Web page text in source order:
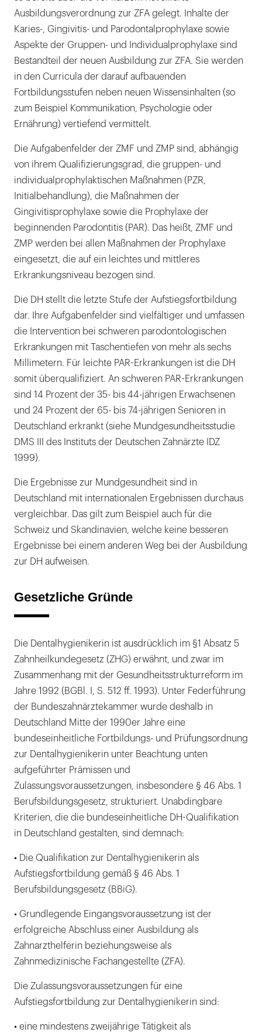
Ausbildungsverordnung zur ZFA gelegt. Inhalte der
Karies-, Gingivitis- und Parodontalprophylaxe sowie
Aspekte der Gruppen- und Individualprophylaxe sind
Bestandteil der neuen Ausbildung zur ZFA. Sie werden
in den Curricula der darauf aufbauenden
Fortbildungsstufen neben neuen Wissensinhalten (so
zum Beispiel Kommunikation, Psychologie oder
Ernährung) vertiefend vermittelt.
Die Aufgabenfelder der ZMF und ZMP sind, abhängig
von ihrem Qualifizierungsgrad, die gruppen- und
individualprophylaktischen Maßnahmen (PZR,
Initialbehandlung), die Maßnahmen der
Gingivitisprophylaxe sowie die Prophylaxe der
beginnenden Parodontitis (PAR). Das heißt, ZMF und
ZMP werden bei allen Maßnahmen der Prophylaxe
eingesetzt, die auf ein leichtes und mittleres
Erkrankungsniveau bezogen sind.
Die DH stellt die letzte Stufe der Aufstiegsfortbildung
dar. Ihre Aufgabenfelder sind vielfältiger und umfassen
die Intervention bei schweren parodontologischen
Erkrankungen mit Taschentiefen von mehr als sechs
Millimetern. Für leichte PAR-Erkrankungen ist die DH
somit überqualifiziert. An schweren PAR-Erkrankungen
sind 14 Prozent der 35- bis 44-jährigen Erwachsenen
und 24 Prozent der 65- bis 74-jährigen Senioren in
Deutschland erkrankt (siehe Mundgesundheitsstudie
DMS III des Instituts der Deutschen Zahnärzte IDZ
1999).
Die Ergebnisse zur Mundgesundheit sind in
Deutschland mit internationalen Ergebnissen durchaus
vergleichbar. Das gilt zum Beispiel auch für die
Schweiz und Skandinavien, welche keine besseren
Ergebnisse bei einem anderen Weg bei der Ausbildung
zur DH aufweisen.
Gesetzliche Gründe
Die Dentalhygienikerin ist ausdrücklich im §1 Absatz 5
Zahnheilkundegesetz (ZHG) erwähnt, und zwar im
Zusammenhang mit der Gesundheitsstrukturreform im
Jahre 1992 (BGBl. I, S. 512 ff. 1993). Unter Federführung
der Bundeszahnärztekammer wurde deshalb in
Deutschland Mitte der 1990er Jahre eine
bundeseinheitliche Fortbildungs- und Prüfungsordnung
zur Dentalhygienikerin unter Beachtung unten
aufgeführter Prämissen und
Zulassungsvoraussetzungen, insbesondere § 46 Abs. 1
Berufsbildungsgesetz, strukturiert. Unabdingbare
Kriterien, die die bundeseinheitliche DH-Qualifikation
in Deutschland gestalten, sind demnach:
• Die Qualifikation zur Dentalhygienikerin als
Aufstiegsfortbildung gemäß § 46 Abs. 1
Berufsbildungsgesetz (BBiG).
• Grundlegende Eingangsvoraussetzung ist der
erfolgreiche Abschluss einer Ausbildung als
Zahnarzthelferin beziehungsweise als
Zahnmedizinische Fachangestellte (ZFA).
Die Zulassungsvoraussetzungen für eine
Aufstiegsfortbildung zur Dentalhygienikerin sind:
• eine mindestens zweijährige Tätigkeit als